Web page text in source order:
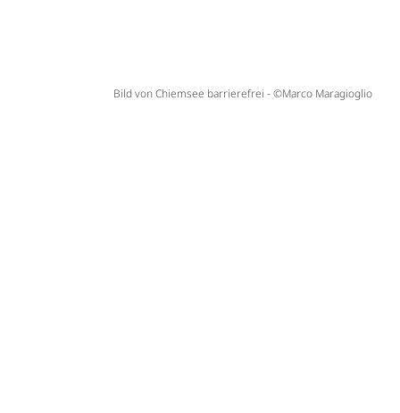
Bild von Chiemsee barrierefrei - ©Marco Maragioglio